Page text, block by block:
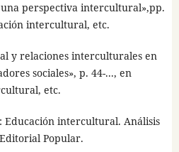
perspectiva intercultural»,pp.
intercultural, etc.
y relaciones interculturales en
sociales», p. 44-..., en
etc.
Educación intercultural. Análisis
Popular.